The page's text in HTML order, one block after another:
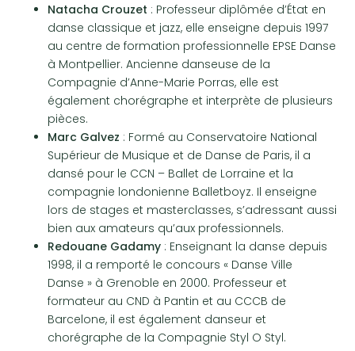
Natacha Crouzet : Professeur diplômée d’État en
danse classique et jazz, elle enseigne depuis 1997
au centre de formation professionnelle EPSE Danse
à Montpellier. Ancienne danseuse de la
Compagnie d’Anne-Marie Porras, elle est
également chorégraphe et interprète de plusieurs
pièces.
Marc Galvez : Formé au Conservatoire National
Supérieur de Musique et de Danse de Paris, il a
dansé pour le CCN – Ballet de Lorraine et la
compagnie londonienne Balletboyz. Il enseigne
lors de stages et masterclasses, s’adressant aussi
bien aux amateurs qu’aux professionnels.
Redouane Gadamy : Enseignant la danse depuis
1998, il a remporté le concours « Danse Ville
Danse » à Grenoble en 2000. Professeur et
formateur au CND à Pantin et au CCCB de
Barcelone, il est également danseur et
chorégraphe de la Compagnie Styl O Styl.